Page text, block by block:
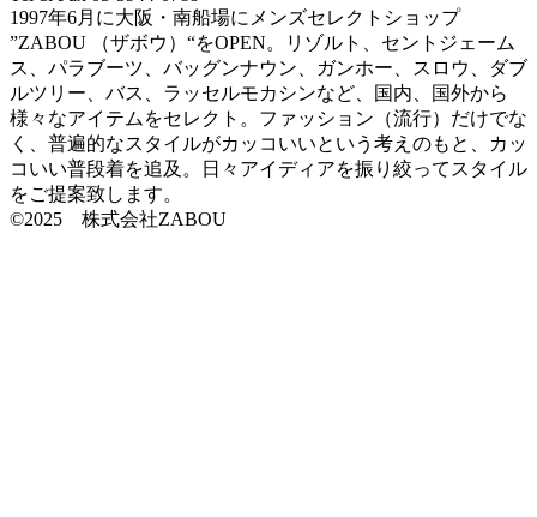
1997年6月に大阪・南船場にメンズセレクトショップ
”ZABOU （ザボウ）“をOPEN。リゾルト、セントジェーム
ス、パラブーツ、バッグンナウン、ガンホー、スロウ、ダブ
ルツリー、バス、ラッセルモカシンなど、国内、国外から
様々なアイテムをセレクト。ファッション（流行）だけでな
く、普遍的なスタイルがカッコいいという考えのもと、カッ
コいい普段着を追及。日々アイディアを振り絞ってスタイル
をご提案致します。
©2025 株式会社ZABOU